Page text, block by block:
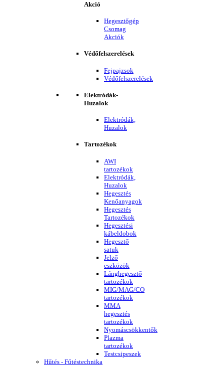
Akció
Hegesztőgép
Csomag
Akciók
Védőfelszerelések
Fejpajzsok
Védőfelszerelések
Elektródák-
Huzalok
Elektródák,
Huzalok
Tartozékok
AWI
tartozékok
Elektródák,
Huzalok
Hegesztés
Kenőanyagok
Hegesztés
Tartozékok
Hegesztési
kábeldobok
Hegesztő
satuk
Jelző
eszközök
Lánghegesztő
tartozékok
MIG/MAG/CO
tartozékok
MMA
hegesztés
tartozékok
Nyomáscsökkentők
Plazma
tartozékok
Testcsipeszek
Hűtés - Fűtéstechnika